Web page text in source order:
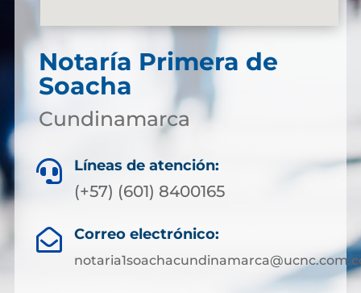
Notaría Primera de
Soacha
Cundinamarca
 Líneas de atención:
(+57) (601) 8400165
 Correo electrónico: